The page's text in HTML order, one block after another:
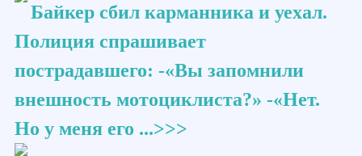
Байкер сбил карманника и уехал.
Полиция спрашивает
пострадавшего: -«Вы запомнили
внешность мотоциклиста?» -«Нет.
Но у меня его ...>>>